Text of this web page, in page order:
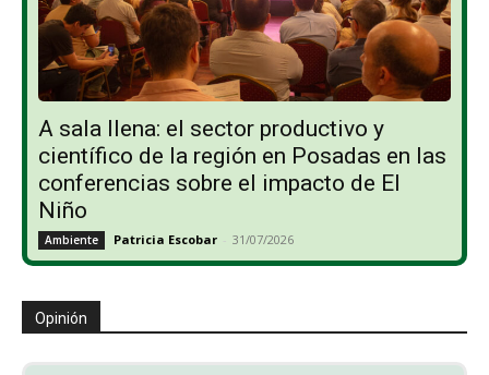
A sala llena: el sector productivo y
científico de la región en Posadas en las
conferencias sobre el impacto de El
Niño
Ambiente Patricia Escobar - 31/07/2026
Opinión